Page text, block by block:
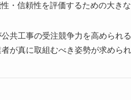
・信頼性を評価するための大きな
共工事の受注競争力を高められ
が真に取組むべき姿勢が求めら